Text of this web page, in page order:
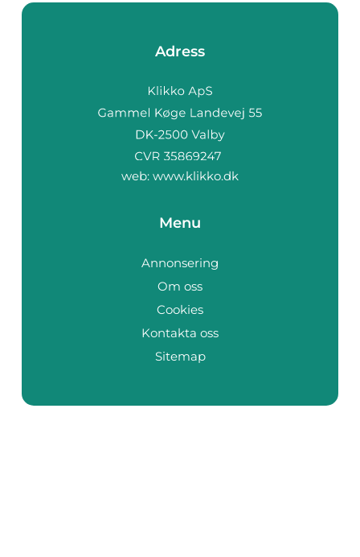
Adress
web: www.klikko.dk
Menu
Annonsering
Om oss
Cookies
Kontakta oss
Sitemap